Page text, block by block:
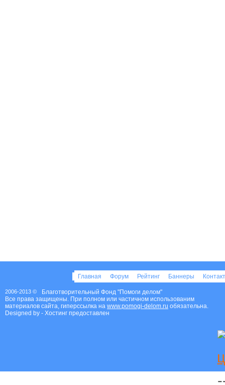
Главная Форум Рейтинг Баннеры
2006-2013 ©
Благотворительный Фонд "Помоги делом"
Все права защищены. При полном или частичном использованим
материалов сайта, гиперссылка на www.pomogi-delom.ru обязательна.
Designed by - Хостинг предоставлен